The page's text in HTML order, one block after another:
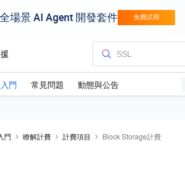
門 常見問題 動態與公告
門 瞭解計費 計費項目 Block Storage計費